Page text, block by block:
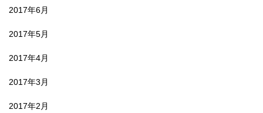
2017年6月
2017年5月
2017年4月
2017年3月
2017年2月